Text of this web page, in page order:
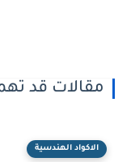
مقالات قد
الاكواد الهندسية